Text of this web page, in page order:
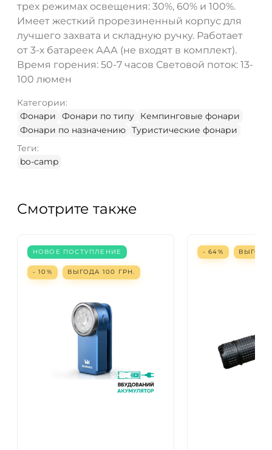
трех режимах освещения: 30%, 60% и 100%.
Имеет жесткий прорезиненный корпус для
лучшего захвата и складную ручку. Работает
от 3-х батареек ААА (не входят в комплект).
Время горения: 50-7 часов Световой поток: 13-
100 люмен
Категории:
Фонари
Фонари по типу
Кемпинговые фонари
Фонари по назначению Туристические фонари
Теги:
bo-camp
Смотрите также
НОВОЕ ПОСТУПЛЕНИЕ
- 10% ВЫГОДА 100 ГРН.
- 64%